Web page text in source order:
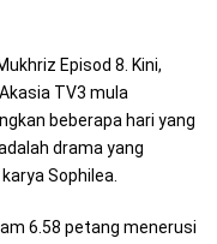
Episod 8. Kini,
TV3 mula
beberapa hari yang
drama yang
Sophilea.
6.58 petang menerusi